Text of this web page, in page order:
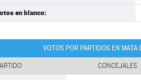
en blanco:
VOTOS POR PARTIDOS EN MATA
CONCEJALES